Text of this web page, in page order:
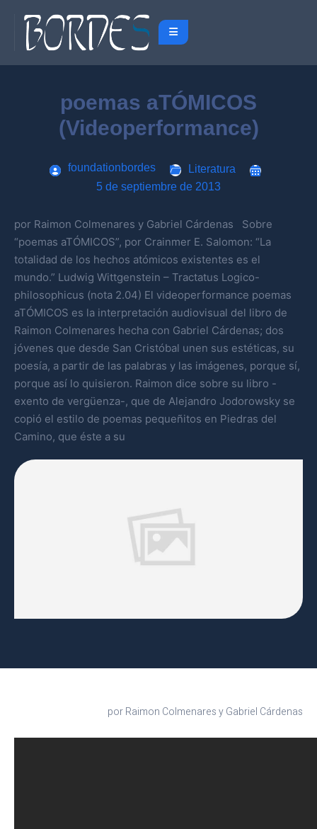
poemas aTÓMICOS
(Videoperformance)
foundationbordes
Literatura
5 de septiembre de 2013
por Raimon Colmenares y Gabriel Cárdenas Sobre
“poemas aTÓMICOS”, por Crainmer E. Salomon: “La
totalidad de los hechos atómicos existentes es el
mundo.” Ludwig Wittgenstein – Tractatus Logico-
philosophicus (nota 2.04) El videoperformance poemas
aTÓMICOS es la interpretación audiovisual del libro de
Raimon Colmenares hecha con Gabriel Cárdenas; dos
jóvenes que desde San Cristóbal unen sus estéticas, su
poesía, a partir de las palabras y las imágenes, porque sí,
porque así lo quisieron. Raimon dice sobre su libro -
exento de vergüenza-, que de Alejandro Jodorowsky se
copió el estilo de poemas pequeñitos en Piedras del
Camino, que éste a su
por Raimon Colmenares y Gabriel Cárdenas